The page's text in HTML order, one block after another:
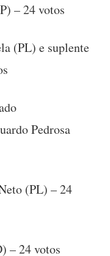
– 24 votos
(PL) e suplente
Pedrosa
(PL) – 24
– 24 votos